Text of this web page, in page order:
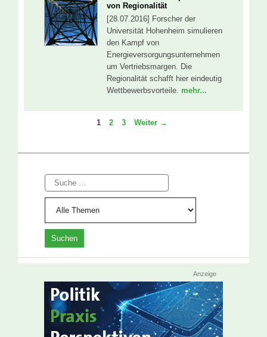
von Regionalität
[28.07.2016] Forscher der
Universität Hohenheim simulieren
den Kampf von
Energieversorgungsunternehmen
um Vertriebsmargen. Die
Regionalität schafft hier eindeutig
Wettbewerbsvorteile. mehr...
Seite
1 Seite
2 Seite
3 Weiter →
Suche
Anzeige